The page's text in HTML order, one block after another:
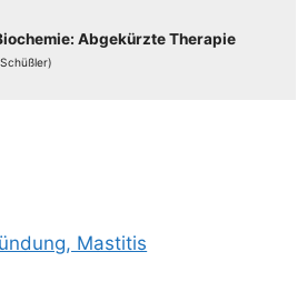
Abge­kürz­te The­ra­pie
Mastitis